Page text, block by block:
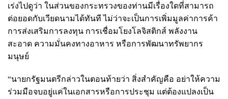
เร่งไปดูว่า ในส่วนของกระทรวงของท่านมีเรื่องใดที่สามารถ
ต่อยอดกับเวียดนามได้ทันที ไม่ว่าจะเป็นการเพิ่มมูลค่าการค้า
การส่งเสริมการลงทุน การเชื่อมโยงโลจิสติกส์ พลังงาน
สะอาด ความมั่นคงทางอาหาร หรือการพัฒนาทรัพยากร
มนุษย์
“นายกรัฐมนตรีกล่าวในตอนท้ายว่า สิ่งสำคัญคือ อย่าให้ความ
ร่วมมือจบอยู่แค่ในเอกสารหรือการประชุม แต่ต้องแปลงเป็น